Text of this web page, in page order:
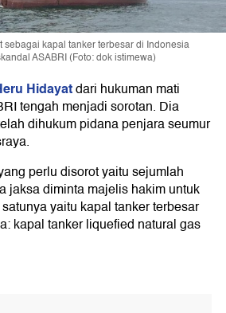
sebagai kapal tanker terbesar di Indonesia
ASABRI (Foto: dok istimewa)
Hidayatdari hukuman mati
tengah menjadi sorotan. Dia
dihukum pidana penjara seumur
perlu disorot yaitu sejumlah
jaksa diminta majelis hakim untuk
yaitu kapal tanker terbesar
kapal tanker liquefied natural gas